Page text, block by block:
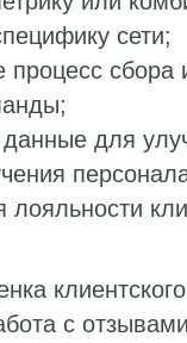
сети;
процесс сбора
данные для
с